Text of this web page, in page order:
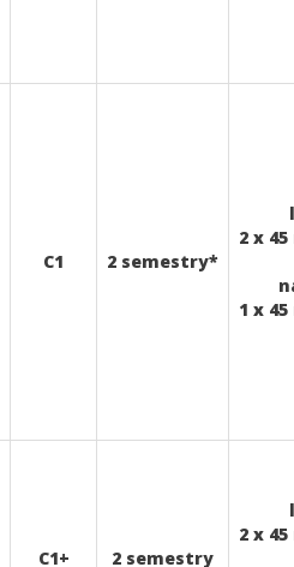
C1 2 semestry*
2 x
1 x
C1+ 2 semestry
2 x